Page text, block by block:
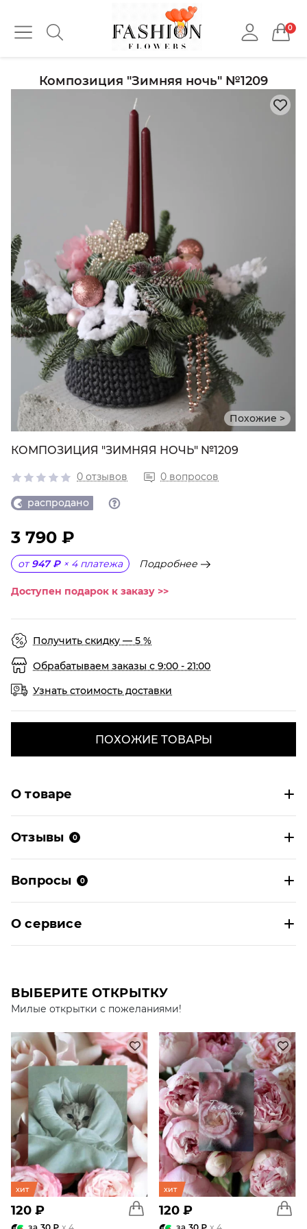
0
Композиция "Зимняя ночь" №1209
Похожие >
КОМПОЗИЦИЯ "ЗИМНЯЯ НОЧЬ" №1209
0 отзывов 0 вопросов
распродано
3 790 ₽
от 947 ₽ × 4 платежа Подробнее
Доступен подарок к заказу >>
Получить скидку — 5 %
Обрабатываем заказы с 9:00 - 21:00
Узнать стоимость доставки
ПОХОЖИЕ ТОВАРЫ
О товаре
Отзывы 0
Вопросы 0
О сервисе
ВЫБЕРИТЕ ОТКРЫТКУ
Милые открытки с пожеланиями!
хит
120 ₽
хит
120 ₽